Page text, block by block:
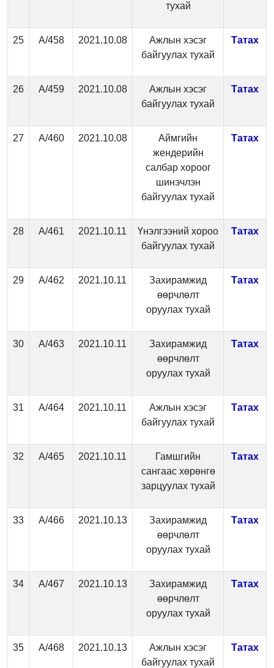
тухай
25 А/458 2021.10.08
Ажлын хэсэг
байгуулах тухай
Татах
26 А/459 2021.10.08
Ажлын хэсэг
байгуулах тухай
Татах
27 А/460 2021.10.08
Аймгийн
жендерийн
салбар хороог
шинэчлэн
байгуулах тухай
Татах
28 А/461 2021.10.11
Үнэлгээний хороо
байгуулах тухай
Татах
29 А/462 2021.10.11
Захирамжид
өөрчлөлт
оруулах тухай
Татах
30 А/463 2021.10.11
Захирамжид
өөрчлөлт
оруулах тухай
Татах
31 А/464 2021.10.11
Ажлын хэсэг
байгуулах тухай
Татах
32 А/465 2021.10.11
Гамшгийн
сангаас хөрөнгө
зарцуулах тухай
Татах
33 А/466 2021.10.13
Захирамжид
өөрчлөлт
оруулах тухай
Татах
34 А/467 2021.10.13
Захирамжид
өөрчлөлт
оруулах тухай
Татах
35 А/468 2021.10.13
Ажлын хэсэг
байгуулах тухай
Татах